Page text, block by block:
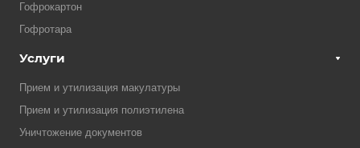
Гофрокартон
Гофротара
Услуги
Прием и утилизация макулатуры
Прием и утилизация полиэтилена
Уничтожение документов